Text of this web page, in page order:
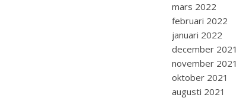
mars 2022
februari 2022
januari 2022
december 2021
november 2021
oktober 2021
augusti 2021